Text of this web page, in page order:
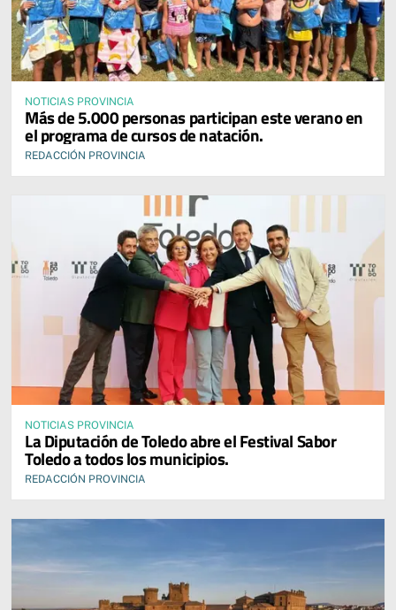
NOTICIAS PROVINCIA
Más de 5.000 personas participan este verano en
el programa de cursos de natación.
REDACCIÓN PROVINCIA
NOTICIAS PROVINCIA
La Diputación de Toledo abre el Festival Sabor
Toledo a todos los municipios.
REDACCIÓN PROVINCIA